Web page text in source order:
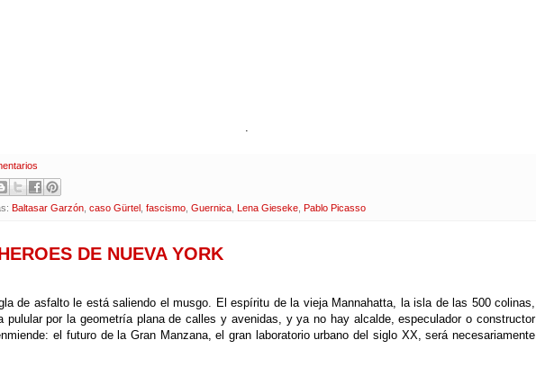
Baltasar Garzón caso Gürtel fascismo Guernica Lena Gieseke Pablo Picasso
DE NUEVA YORK
de asfalto le está saliendo el musgo. El espíritu de la vieja Mannahatta, la isla de las 500 colinas,
pulular por la geometría plana de calles y avenidas, y ya no hay alcalde, especulador o constructor
el futuro de la Gran Manzana, el gran laboratorio urbano del siglo XX, será necesariamente